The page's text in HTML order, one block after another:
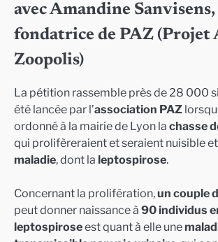
avec Amandine Sanvisens,
fondatrice de PAZ (Projet
Zoopolis)
La pétition rassemble près de 28 000
été lancée par l’association PAZ
ordonné à la mairie de Lyon la chasse
qui prolifèreraient et seraient nuisible et
maladie, dont la leptospirose.
Concernant la prolifération,un couple
peut donner naissance à 90 individus
leptospiroseest quant à elle une